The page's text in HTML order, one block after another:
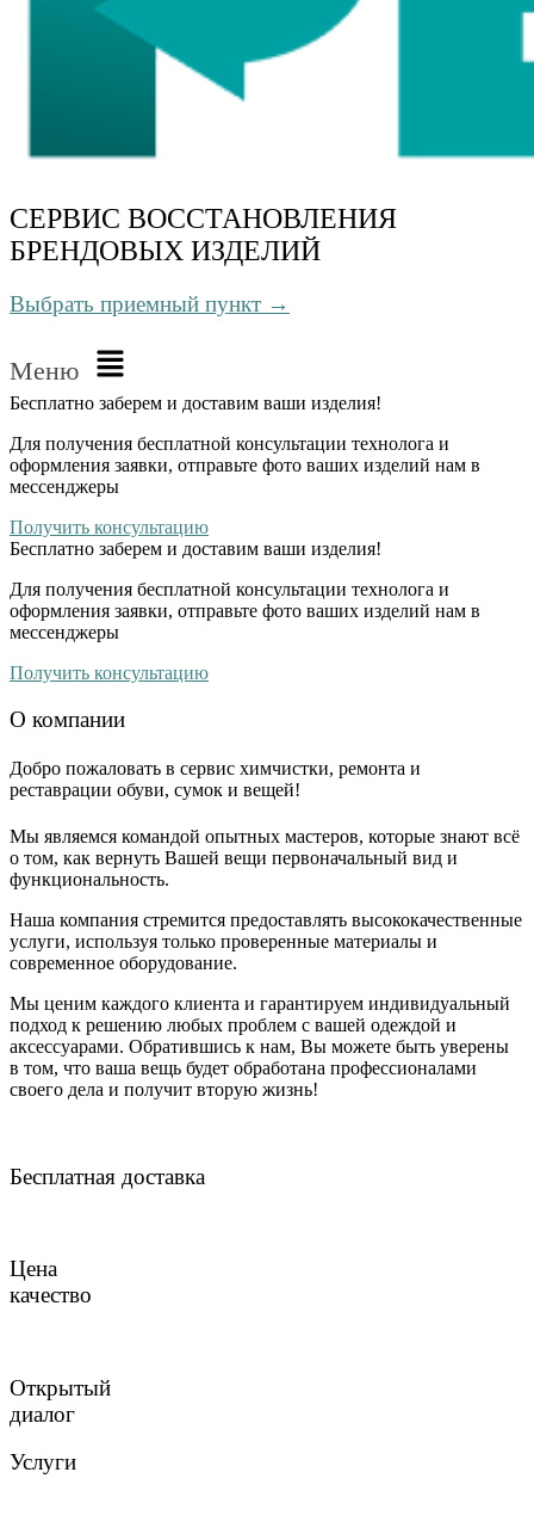
СЕРВИС ВОССТАНОВЛЕНИЯ
БРЕНДОВЫХ ИЗДЕЛИЙ
Выбрать приемный пункт →
Меню
Бесплатно заберем и доставим ваши изделия!
Для получения бесплатной консультации технолога и
оформления заявки, отправьте фото ваших изделий нам в
мессенджеры
Получить консультацию
Бесплатно заберем и доставим ваши изделия!
Для получения бесплатной консультации технолога и
оформления заявки, отправьте фото ваших изделий нам в
мессенджеры
Получить консультацию
О компании
Добро пожаловать в сервис химчистки, ремонта и
реставрации обуви, сумок и вещей!
Мы являемся командой опытных мастеров, которые знают всё
о том, как вернуть Вашей вещи первоначальный вид и
функциональность.
Наша компания стремится предоставлять высококачественные
услуги, используя только проверенные материалы и
современное оборудование.
Мы ценим каждого клиента и гарантируем индивидуальный
подход к решению любых проблем с вашей одеждой и
аксессуарами. Обратившись к нам, Вы можете быть уверены
в том, что ваша вещь будет обработана профессионалами
своего дела и получит вторую жизнь!
Бесплатная доставка
Цена
качество
Открытый
диалог
Услуги